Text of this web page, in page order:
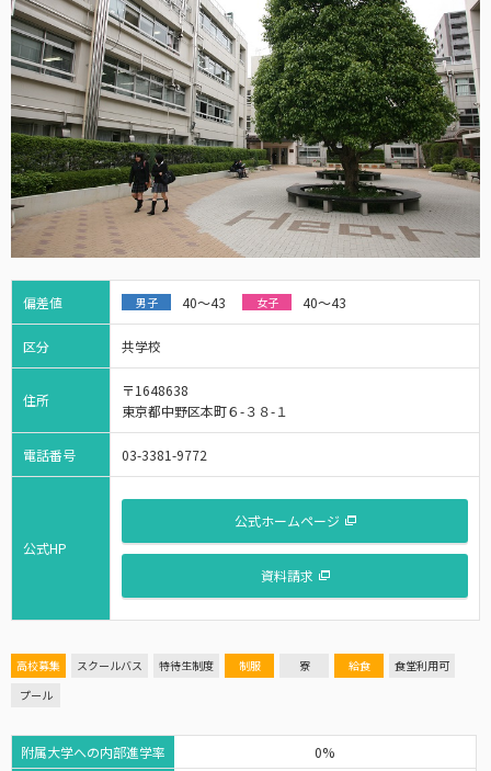
偏差値 男子 40～43 女子 40～43
区分 共学校
住所
〒1648638
東京都中野区本町６-３８-１
電話番号 03-3381-9772
公式HP
公式ホームページ
資料請求
高校募集 スクールバス 特待生制度 制服 寮 給食
食堂利用可
プール
附属大学への内部進学率
0%